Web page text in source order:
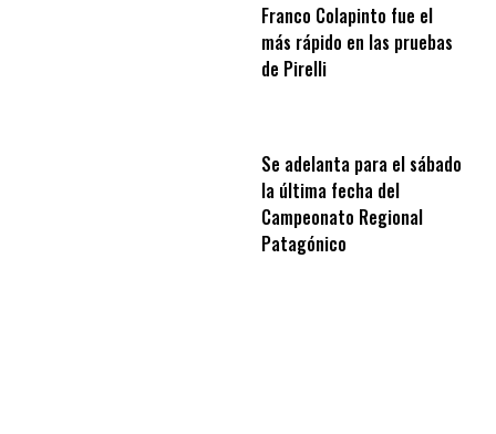
Franco Colapinto fue el
más rápido en las pruebas
de Pirelli
Se adelanta para el sábado
la última fecha del
Campeonato Regional
Patagónico